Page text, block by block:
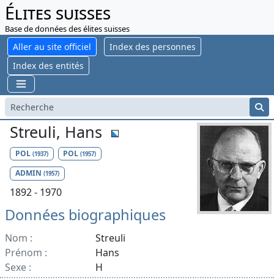
Élites suisses
Base de données des élites suisses
Aller au site officiel
Index des personnes
Index des entités
Streuli, Hans
POL (1937) POL(1957)
ADMIN (1957)
1892 - 1970
Données biographiques
Nom :
Streuli
Prénom :
Hans
Sexe :
H